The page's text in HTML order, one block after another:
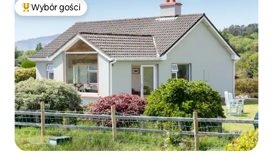
Najpopularniejsze z kategorii Wybór gości
Wybór gości